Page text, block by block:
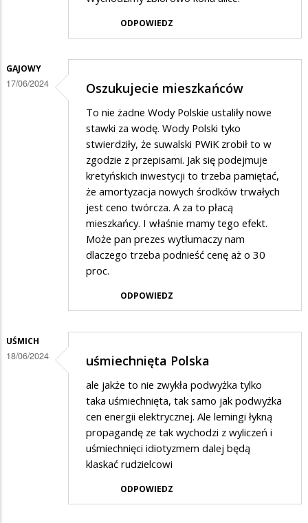
ODPOWIEDZ
GAJOWY
17/06/2024 Oszukujecie mieszkańców
To nie żadne Wody Polskie ustaliły nowe
stawki za wodę. Wody Polski tyko
stwierdziły, że suwalski PWiK zrobił to w
zgodzie z przepisami. Jak się podejmuje
kretyńskich inwestycji to trzeba pamiętać,
że amortyzacja nowych środków trwałych
jest ceno twórcza. A za to płacą
mieszkańcy. I właśnie mamy tego efekt.
Może pan prezes wytłumaczy nam
dlaczego trzeba podnieść cenę aż o 30
proc.
ODPOWIEDZ
UŚMICH
18/06/2024 uśmiechnięta Polska
ale jakże to nie zwykła podwyżka tylko
taka uśmiechnięta, tak samo jak podwyżka
cen energii elektrycznej. Ale lemingi łykną
propagandę ze tak wychodzi z wyliczeń i
uśmiechnięci idiotyzmem dalej będą
klaskać rudzielcowi
ODPOWIEDZ